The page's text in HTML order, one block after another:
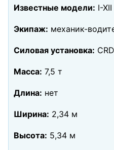
Известные модели: I-XII
Экипаж: механик-
Силовая установка:
Масса: 7,5 т
Длина: нет
Ширина: 2,34 м
Высота: 5,34 м